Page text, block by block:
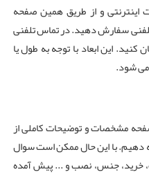
اینترنتی و از طریق همین صفحه
سفارش دهید. در تماس تلفنی
کنید. این ابعاد با توجه به طول یا
می شود.
مشخصات و توضیحات کاملی از
دهیم. با این حال ممکن است سوال
خرید، جنس، نصب و ... پیش آمده